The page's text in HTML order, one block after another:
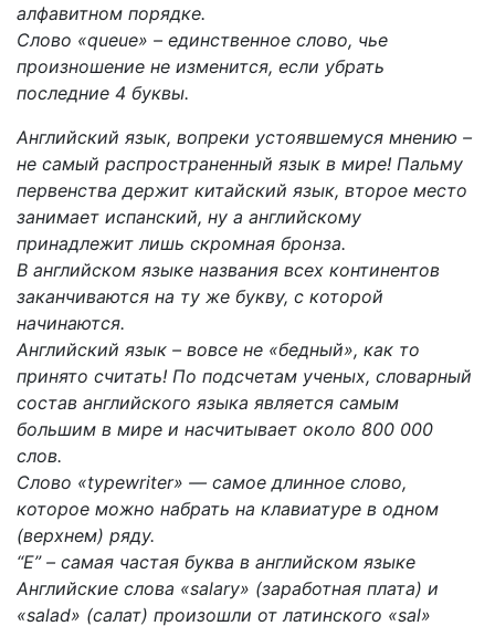
алфавитном порядке.
Слово «queue» – единственное слово, чье
произношение не изменится, если убрать
последние 4 буквы.
Английский язык, вопреки устоявшемуся мнению –
не самый распространенный язык в мире! Пальму
первенства держит китайский язык, второе место
занимает испанский, ну а английскому
принадлежит лишь скромная бронза.
В английском языке названия всех континентов
заканчиваются на ту же букву, с которой
начинаются.
Английский язык – вовсе не «бедный», как то
принято считать! По подсчетам ученых, словарный
состав английского языка является самым
большим в мире и насчитывает около 800 000
слов.
Слово «typewriter» — самое длинное слово,
которое можно набрать на клавиатуре в одном
(верхнем) ряду.
“E” – самая частая буква в английском языке
Английские слова «salary» (заработная плата) и
«salad» (салат) произошли от латинского «sal»